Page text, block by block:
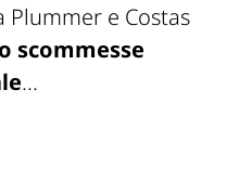
Plummer e Costas
scommesse
...